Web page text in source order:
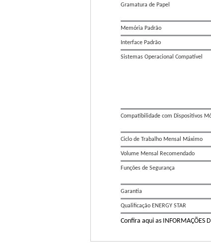
Gramatura de Papel
Memória Padrão
Interface Padrão
Sistemas Operacional Compatível
Compatibilidade com Dispositivos
Ciclo de Trabalho Mensal Máximo
Volume Mensal Recomendado
Funções de Segurança
Garantia
Qualificação ENERGY STAR
Confira aqui as INFORMAÇÕES